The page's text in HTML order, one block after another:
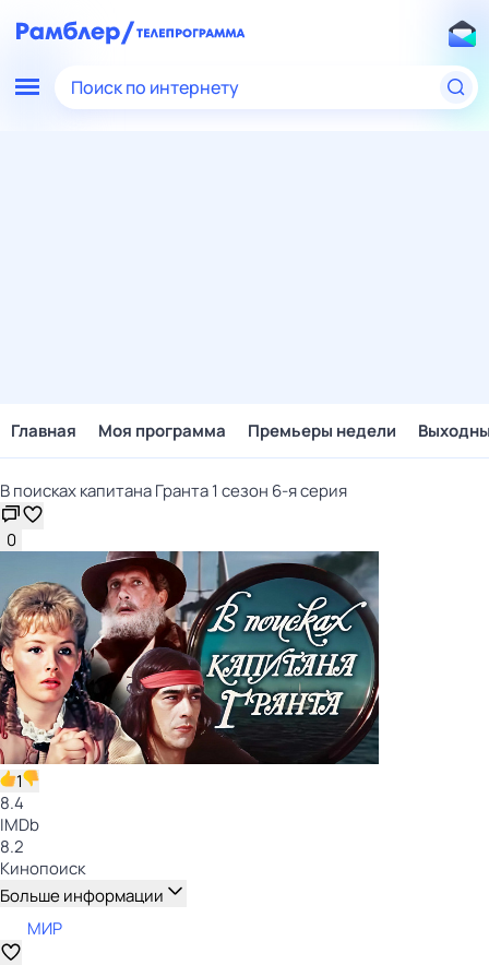
Поиск по интернету
Главная Моя программа Премьеры недели
В поисках капитана Гранта 1 сезон 6-я серия
0
1
8.4
IMDb
8.2
Кинопоиск
Больше информации
МИР